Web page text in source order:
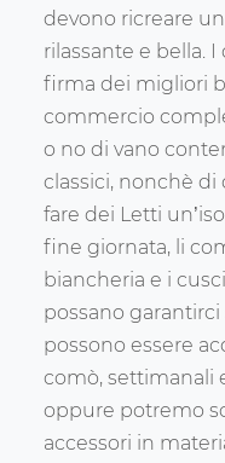
devono ricreare
rilassante e bella.
firma dei migliori
commercio
o no di vano
classici, nonchè
fare dei Letti
fine giornata, li
biancheria e i
possano
possono essere
comò, settimanali
oppure potremo
accessori in